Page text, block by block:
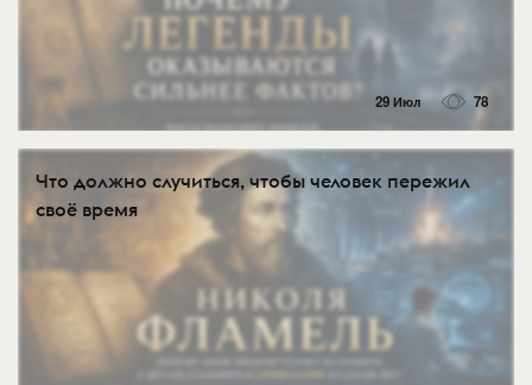
29 Июл 78
Что должно случиться, чтобы человек пережил
своё время